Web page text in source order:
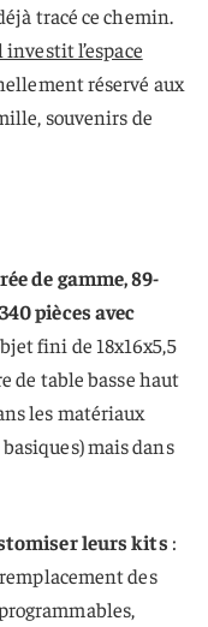
tracé ce chemin.
investit l’espace
réservé aux
souvenirs de
de gamme, 89-
pièces avec
fini de 18x16x5,5
de table basse haut
les matériaux
mais dans
leurs kits :
des